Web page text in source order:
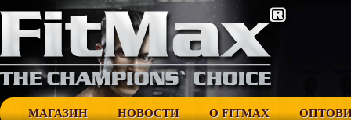
МАГАЗИН НОВОСТИ О FITMAX